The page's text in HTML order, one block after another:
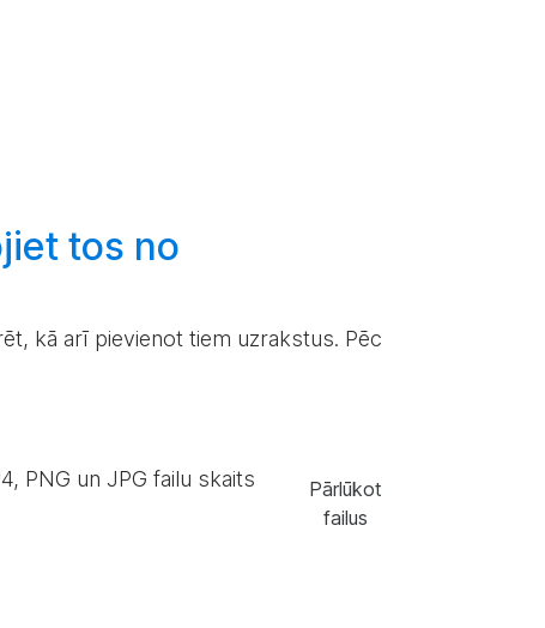
tos no
kā arī pievienot tiem uzrakstus. Pēc
PNG un JPG failu skaits
Pārlūkot
failus